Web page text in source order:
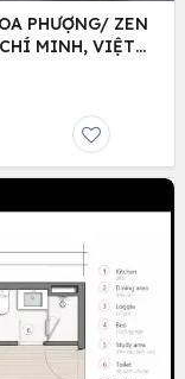
PHƯỢNG/ ZEN
CHÍ MINH, VIỆT